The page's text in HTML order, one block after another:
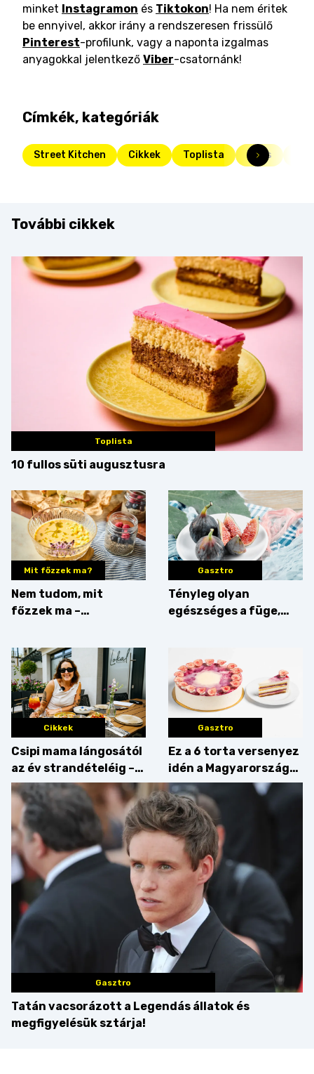
minket Instagramon és Tiktokon! Ha nem éritek
be ennyivel, akkor irány a rendszeresen frissülő
Pinterest-profilunk, vagy a naponta izgalmas
anyagokkal jelentkező Viber-csatornánk!
Címkék, kategóriák
Street Kitchen Cikkek Toplista Friss
További cikkek
Toplista
10 fullos süti augusztusra
Mit főzzek ma?
Nem tudom, mit
főzzek ma –
Gasztro
Tényleg olyan
egészséges a füge,
Cikkek
Csipi mama lángosától
az év strandételéig –
idén is felzabáltuk a
Balaton déli partját
Gasztro
Ez a 6 torta versenyez
idén a Magyarország
tortája címért
Gasztro
Tatán vacsorázott a Legendás állatok és
megfigyelésük sztárja!